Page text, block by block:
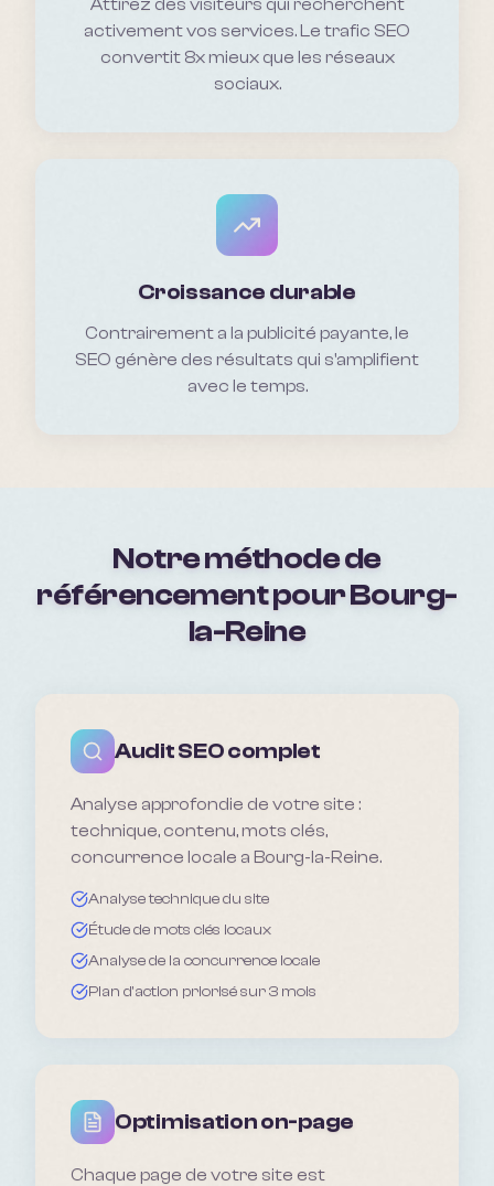
Attirez des visiteurs qui recherchent
activement vos services. Le trafic SEO
convertit 8x mieux que les réseaux
sociaux.
Croissance durable
Contrairement a la publicité payante, le
SEO génère des résultats qui s'amplifient
avec le temps.
Notre méthode de
référencement pourBourg-
la-Reine
Audit SEO complet
Analyse approfondie de votre site :
technique, contenu, mots clés,
concurrence locale a Bourg-la-Reine.
Analyse technique du site
Étude de mots clés locaux
Analyse de la concurrence locale
Plan d'action priorisé sur 3 mois
Optimisation on-page
Chaque page de votre site est